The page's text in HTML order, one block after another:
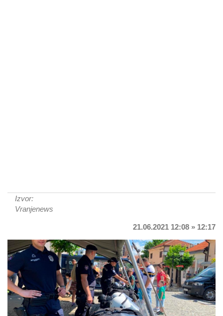
Izvor:
Vranjenews
21.06.2021 12:08 » 12:17